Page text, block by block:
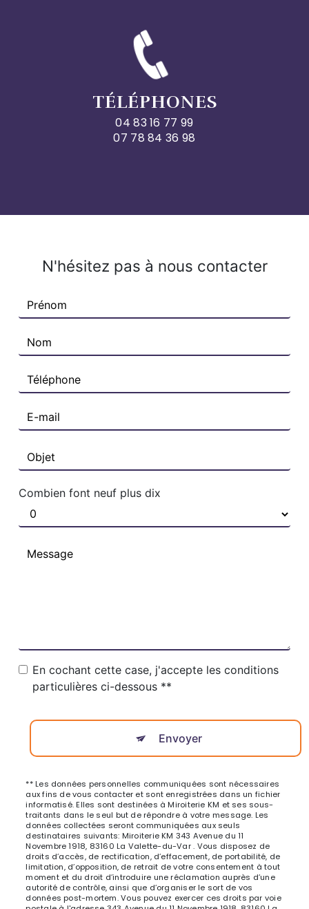
TÉLÉPHONES
04 83 16 77 99
07 78 84 36 98
N'hésitez pas à nous contacter
Combien font neuf plus dix
En cochant cette case, j'accepte les conditions
particulières ci-dessous **
Envoyer
** Les données personnelles communiquées sont nécessaires
aux fins de vous contacter et sont enregistrées dans un fichier
informatisé. Elles sont destinées à Miroiterie KM et ses sous-
traitants dans le seul but de répondre à votre message. Les
données collectées seront communiquées aux seuls
destinataires suivants: Miroiterie KM 343 Avenue du 11
Novembre 1918, 83160 La Valette-du-Var . Vous disposez de
droits d’accès, de rectification, d’effacement, de portabilité, de
limitation, d’opposition, de retrait de votre consentement à tout
moment et du droit d’introduire une réclamation auprès d’une
autorité de contrôle, ainsi que d’organiser le sort de vos
données post-mortem. Vous pouvez exercer ces droits par voie